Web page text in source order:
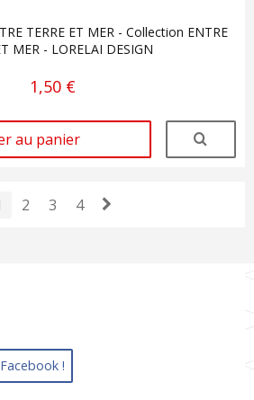
TERRE ET MER - Collection ENTRE
MER - LORELAI DESIGN
1,50 €
au panier
2 3 4
!